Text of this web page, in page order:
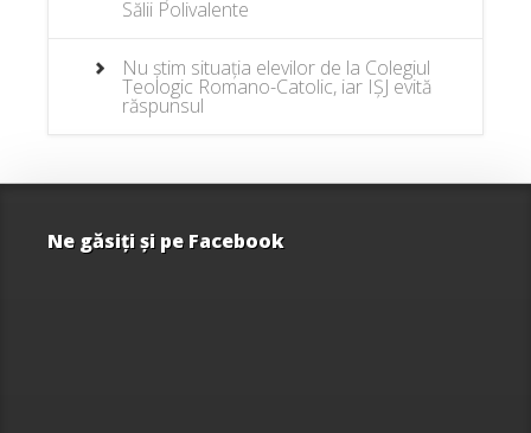
Sălii Polivalente
Nu știm situația elevilor de la Colegiul
Teologic Romano-Catolic, iar IȘJ evită
răspunsul
Ne găsiţi şi pe Facebook